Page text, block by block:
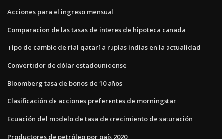
Acciones para el ingreso mensual
Comparacion de las tasas de interes de hipoteca canada
Tipo de cambio de rial qatarí a rupias indias en la actualidad
Convertidor de dólar estadounidense
Bloomberg tasa de bonos de 10 años
Clasificación de acciones preferentes de morningstar
Ecuación del modelo de tasa de crecimiento de saturación
Productores de petróleo por país 2020